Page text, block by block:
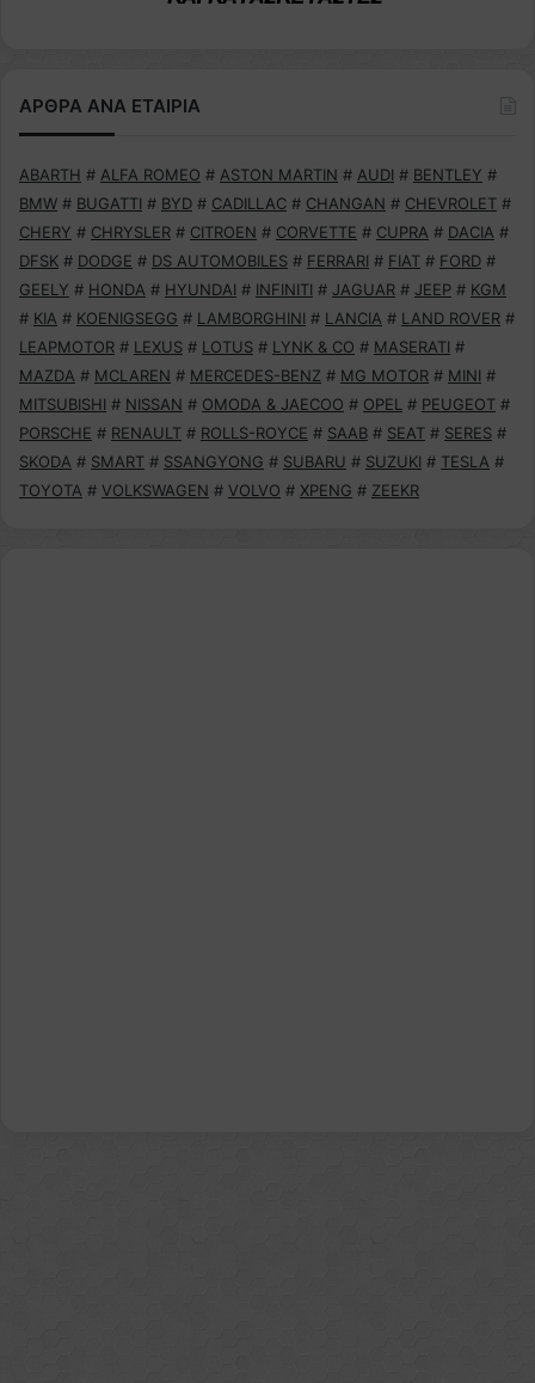
ΑΡΘΡΑ ΑΝΑ ΕΤΑΙΡΙΑ
ABARTH # ALFA ROMEO # ASTON MARTIN # AUDI # BENTLEY #
BMW # BUGATTI # BYD # CADILLAC # CHANGAN # CHEVROLET #
CHERY # CHRYSLER # CITROEN # CORVETTE # CUPRA # DACIA #
DFSK # DODGE # DS AUTOMOBILES # FERRARI # FIAT # FORD #
GEELY # HONDA # HYUNDAI # INFINITI # JAGUAR # JEEP # KGM
# KIA # KOENIGSEGG # LAMBORGHINI # LANCIA # LAND ROVER #
LEAPMOTOR # LEXUS # LOTUS # LYNK & CO # MASERATI #
MAZDA # MCLAREN # MERCEDES-BENZ # MG MOTOR # MINI #
MITSUBISHI # NISSAN # OMODA & JAECOO # OPEL # PEUGEOT #
PORSCHE # RENAULT # ROLLS-ROYCE # SAAB # SEAT # SERES #
SKODA # SMART # SSANGYONG # SUBARU # SUZUKI # TESLA #
TOYOTA # VOLKSWAGEN # VOLVO # XPENG # ZEEKR